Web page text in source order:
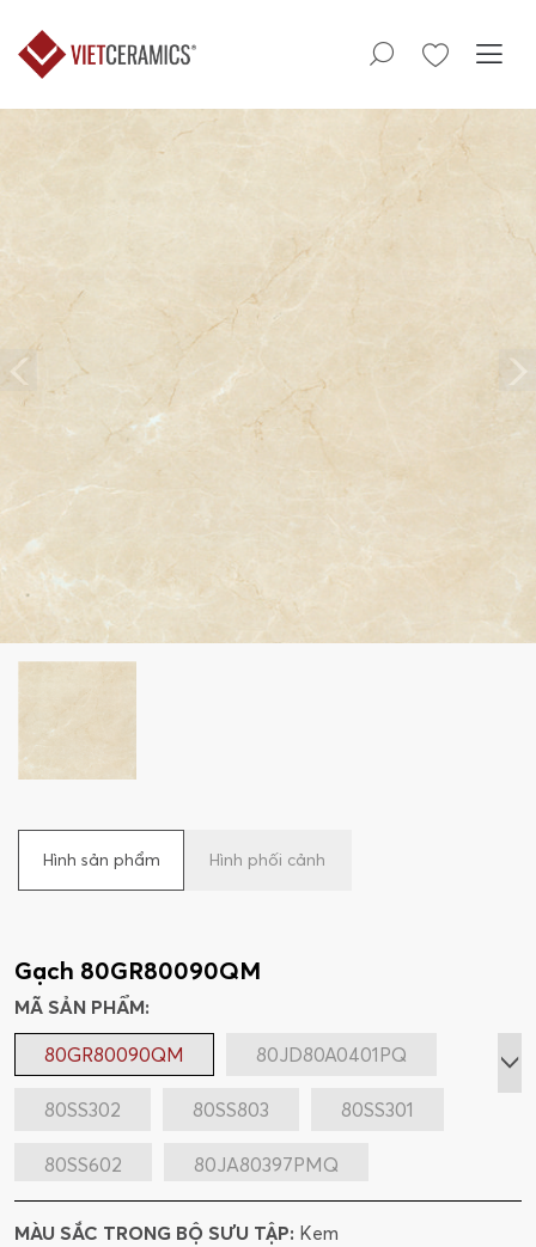
Hình sản phẩm Hình phối cảnh
Gạch 80GR80090QM
MÃ SẢN PHẨM:
80GR80090QM
80JD80A0401PQ
80SS302 80SS803 80SS301
80SS602 80JA80397PMQ
80JA80397M 75150SH7150201Q
MÀU SẮC TRONG BỘ SƯU TẬP: Kem